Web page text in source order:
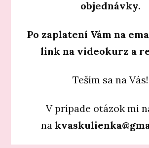
objednávky.
Po zaplatení Vám na
link na videokurz a
Teším sa na Vás!
V prípade otázok mi
na